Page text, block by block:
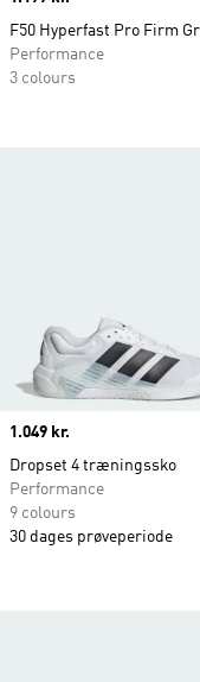
Price
1.049 kr.
Dropset 4 træningssko
Performance
9 colours
30 dages prøveperiode
F50 Hyperfast Pro Firm
Performance
3 colours